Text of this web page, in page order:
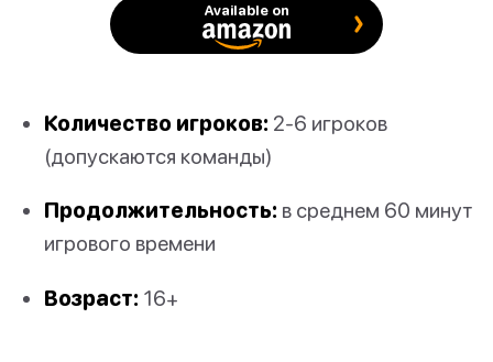
Available on
Количество игроков: 2-6 игроков
(допускаются команды)
Продолжительность: в среднем 60 минут
игрового времени
Возраст: 16+